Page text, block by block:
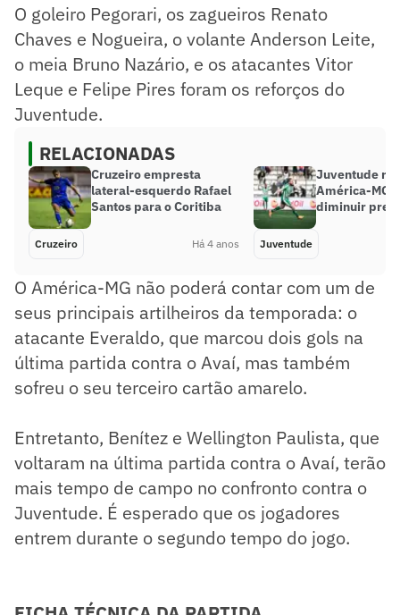
O goleiro Pegorari, os zagueiros Renato
Chaves e Nogueira, o volante Anderson Leite,
o meia Bruno Nazário, e os atacantes Vitor
Leque e Felipe Pires foram os reforços do
Juventude.
RELACIONADAS
Cruzeiro empresta
lateral-esquerdo Rafael
Santos para o Coritiba
Cruzeiro Há 4 anos
Juventude
América-MG
diminuir
Juventude
O América-MG não poderá contar com um de
seus principais artilheiros da temporada: o
atacante Everaldo, que marcou dois gols na
última partida contra o Avaí, mas também
sofreu o seu terceiro cartão amarelo.
Entretanto, Benítez e Wellington Paulista, que
voltaram na última partida contra o Avaí, terão
mais tempo de campo no confronto contra o
Juventude. É esperado que os jogadores
entrem durante o segundo tempo do jogo.